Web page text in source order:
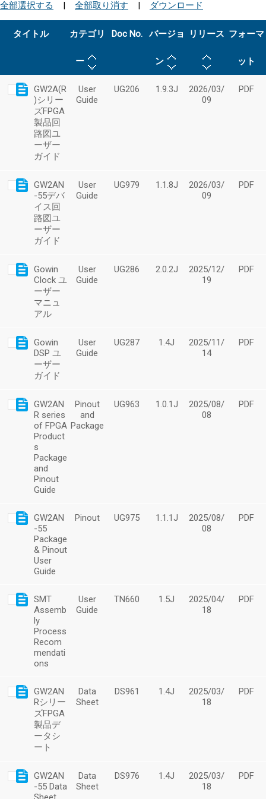
全部選択する | 全部取り消す | ダウンロード
タイトル カテゴリ
ー
Doc No. バージョ
ン
リリース フォーマ
ット
GW2A(R
)シリー
ズFPGA
製品回
路図ユ
ーザー
ガイド
User
Guide
UG206 1.9.3J
2026/03/
09
PDF
GW2AN
-55デバ
イス回
路図ユ
ーザー
ガイド
User
Guide
UG979 1.1.8J
2026/03/
09
PDF
Gowin
Clock ユ
ーザー
マニュ
アル
User
Guide
UG286 2.0.2J
2025/12/
19
PDF
Gowin
DSP ユ
ーザー
ガイド
User
Guide
UG287 1.4J
2025/11/
14
PDF
GW2AN
R series
of FPGA
Product
s
Package
and
Pinout
Guide
Pinout
and
Package
UG963 1.0.1J
2025/08/
08
PDF
GW2AN
-55
Package
& Pinout
User
Guide
Pinout UG975 1.1.1J
2025/08/
08
PDF
SMT
Assemb
ly
Process
Recom
mendati
ons
User
Guide
TN660 1.5J
2025/04/
18
PDF
GW2AN
Rシリー
ズFPGA
製品デ
ータシ
ート
Data
Sheet
DS961 1.4J
2025/03/
18
PDF
GW2AN
-55 Data
Data
Sheet
DS976 1.4J
2025/03/
18
PDF